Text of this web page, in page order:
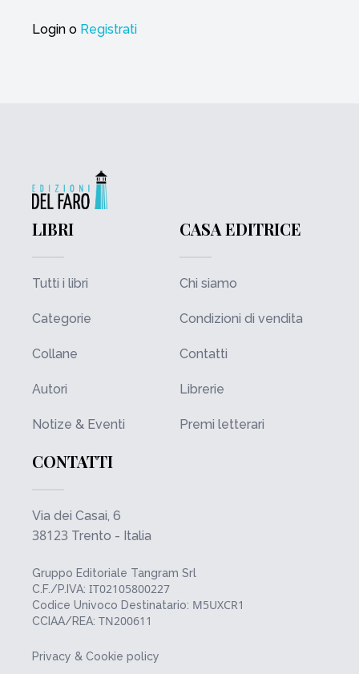
Login o Registrati
LIBRI
Tutti i libri
Categorie
Collane
Autori
Notize & Eventi
CASA EDITRICE
Chi siamo
Condizioni di vendita
Contatti
Librerie
Premi letterari
CONTATTI
Via dei Casai, 6
38123 Trento - Italia
Gruppo Editoriale Tangram Srl
C.F./P.IVA: IT02105800227
Codice Univoco Destinatario: M5UXCR1
CCIAA/REA: TN200611
Privacy & Cookie policy